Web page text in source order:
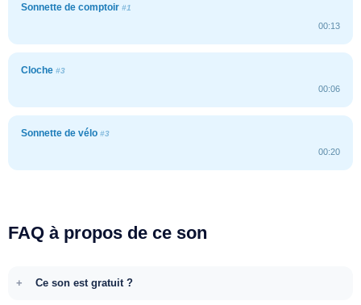
Sonnette de comptoir #1
00:13
Cloche #3
00:06
Sonnette de vélo #3
00:20
FAQ à propos de ce son
Ce son est gratuit ?